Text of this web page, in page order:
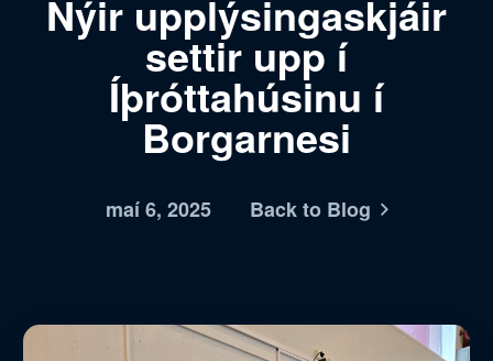
Nýir upplýsingaskjáir
settir upp í
Íþróttahúsinu í
Borgarnesi
maí 6, 2025 Back to Blog